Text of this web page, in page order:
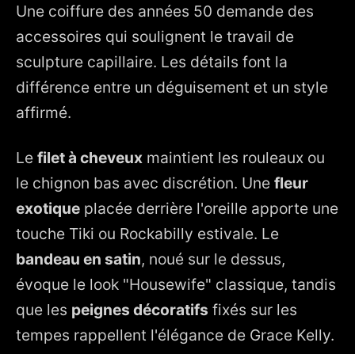
Une coiffure des années 50 demande des
accessoires qui soulignent le travail de
sculpture capillaire. Les détails font la
différence entre un déguisement et un style
affirmé.
Le filet à cheveux maintient les rouleaux ou
le chignon bas avec discrétion. Une fleur
exotique placée derrière l'oreille apporte une
touche Tiki ou Rockabilly estivale. Le
bandeau en satin, noué sur le dessus,
évoque le look "Housewife" classique, tandis
que les peignes décoratifs fixés sur les
tempes rappellent l'élégance de Grace Kelly.